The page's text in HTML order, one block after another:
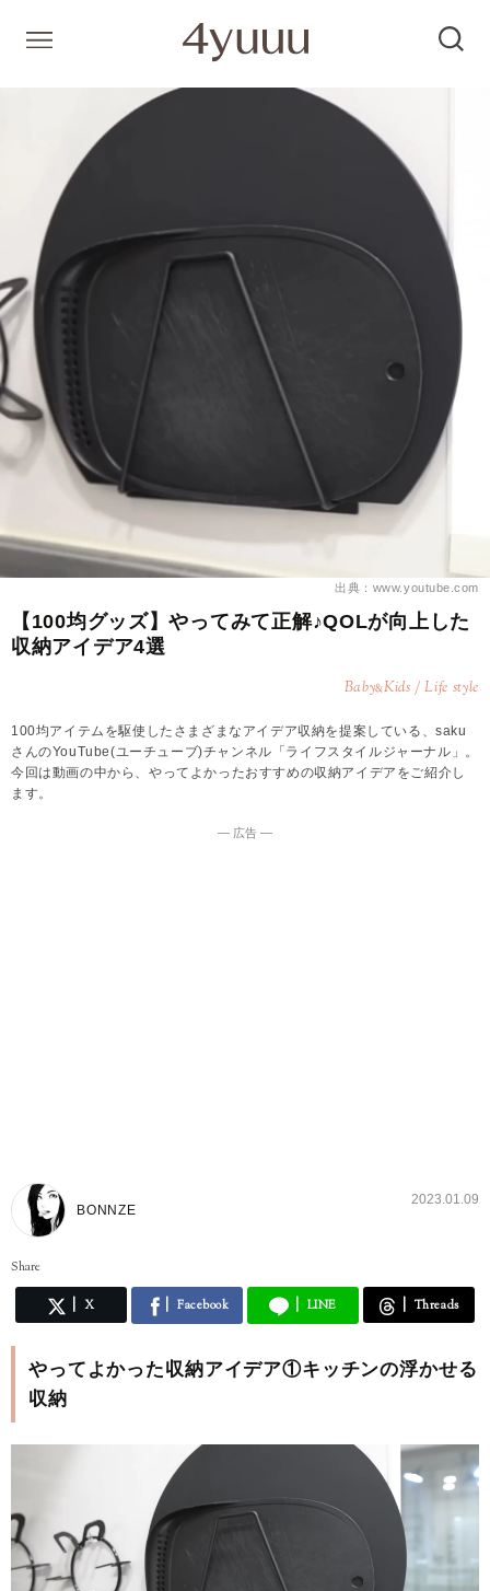
出典：www.youtube.com
【100均グッズ】やってみて正解♪QOLが向上した
収納アイデア4選
Baby&Kids / Life style
100均アイテムを駆使したさまざまなアイデア収納を提案している、saku
さんのYouTube(ユーチューブ)チャンネル「ライフスタイルジャーナル」。
今回は動画の中から、やってよかったおすすめの収納アイデアをご紹介し
ます。
― 広告 ―
BONNZE
2023.01.09
Share
X Facebook LINE Threads
やってよかった収納アイデア①キッチンの浮かせる
収納